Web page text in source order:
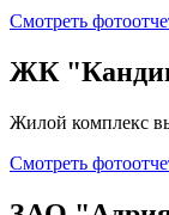
Смотреть
ЖК
Жилой комплекс
Смотреть